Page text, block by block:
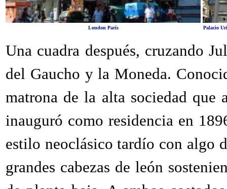
London París Palacio
Una cuadra después, cruzando
del Gaucho y la Moneda.
matrona de la alta sociedad
inauguró como residencia en
estilo neoclásico tardío con algo
grandes cabezas de león